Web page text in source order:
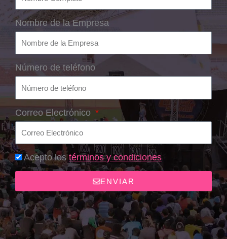
Nombre de la Empresa
Número de teléfono
Correo Electrónico
Acepto los términos y condiciones
ENVIAR